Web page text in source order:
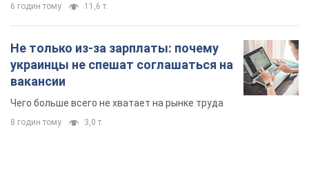
6 годин тому 11,6 т.
Не только из-за зарплаты: почему
украинцы не спешат соглашаться на
вакансии
Чего больше всего не хватает на рынке труда
8 годин тому 3,0 т.